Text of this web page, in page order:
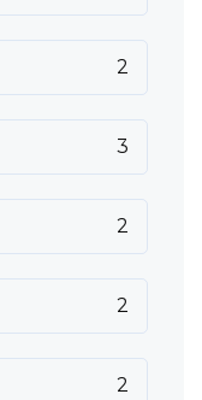
2
3
2
2
2